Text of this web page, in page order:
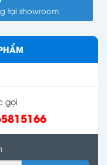
tại showroom
gọi